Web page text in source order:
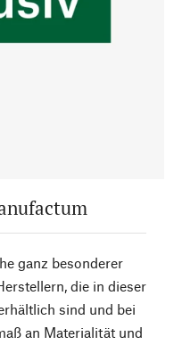
ganz besonderer
die in dieser
sind und bei
an Materialität und